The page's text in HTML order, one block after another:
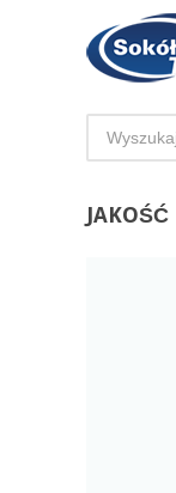
JAKOŚĆ